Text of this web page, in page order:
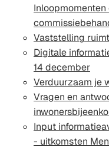
Vaststelling
Digitale
14 december
Verduurzaam je
Vragen en
Input
- uitkomsten